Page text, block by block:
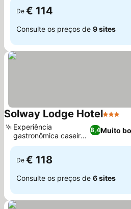
De € 114
Consulte os preços de 9 sites
Solway Lodge Hotel3
8,4Muito
Experiência
gastronômica caseira
e farta
De € 118
Consulte os preços de 6 sites